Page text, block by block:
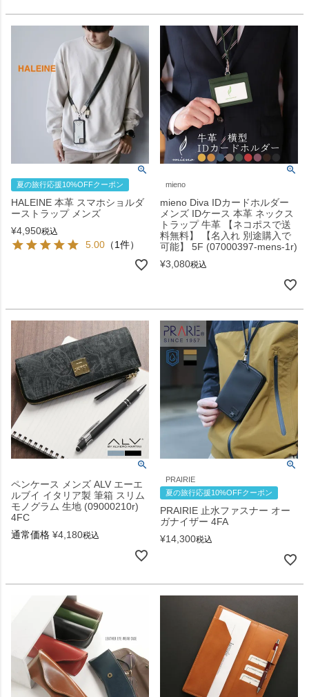
夏の旅行応援10%OFFクーポン
HALEINE 本革 スマホショルダ
ーストラップ メンズ
¥4,950税込
5.00 （1件）
mieno
mieno Diva IDカードホルダー
メンズ IDケース 本革 ネックス
トラップ 牛革 【ネコポスで送
料無料】 【名入れ 別途購入で
可能】 5F (07000397-mens-1r)
¥3,080税込
ペンケース メンズ ALV エーエ
ルブイ イタリア製 筆箱 スリム
モノグラム 生地 (09000210r)
4FC
通常価格 ¥4,180税込
PRAIRIE
夏の旅行応援10%OFFクーポン
PRAIRIE 止水ファスナー オー
ガナイザー 4FA
¥14,300税込